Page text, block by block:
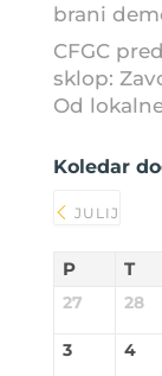
brani
CFGC
sklop:
Od
Koledar
JULIJ
P T
27 28
3 4